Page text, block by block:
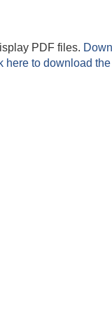
PDF files.
here to download